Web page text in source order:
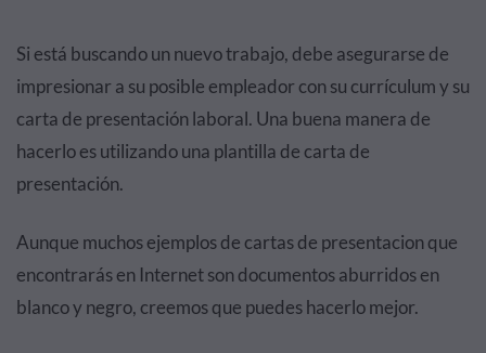
Si está buscando un nuevo trabajo, debe asegurarse de
impresionar a su posible empleador con su currículum y su
carta de presentación laboral. Una buena manera de
hacerlo es utilizando una plantilla de carta de
presentación.
Aunque muchos ejemplos de cartas de presentacion que
encontrarás en Internet son documentos aburridos en
blanco y negro, creemos que puedes hacerlo mejor.